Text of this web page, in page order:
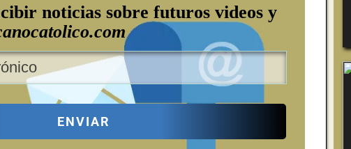
noticias sobre futuros videos y
ENVIAR